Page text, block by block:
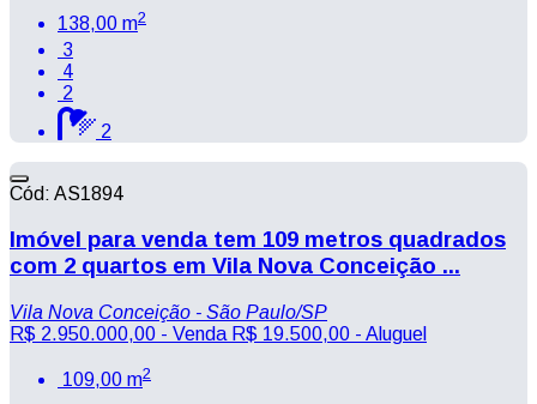
138,00 m2
3
4
2
2
Cód: AS1894
Imóvel para venda tem 109 metros quadrados
com 2 quartos em Vila Nova Conceição ...
Vila Nova Conceição - São Paulo/SP
R$ 2.950.000,00 - Venda R$ 19.500,00 - Aluguel
109,00 m2